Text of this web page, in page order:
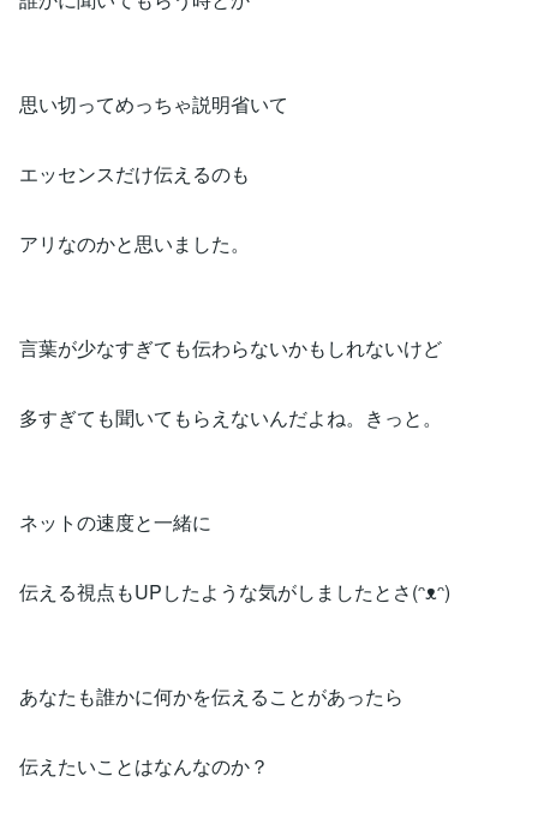
思い切ってめっちゃ説明省いて
エッセンスだけ伝えるのも
アリなのかと思いました。
言葉が少なすぎても伝わらないかもしれないけど
多すぎても聞いてもらえないんだよね。きっと。
ネットの速度と一緒に
伝える視点もUPしたような気がしましたとさ(ᵔᴥᵔ)
あなたも誰かに何かを伝えることがあったら
伝えたいことはなんなのか？